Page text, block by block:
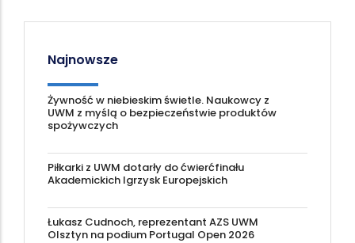
Najnowsze
Żywność w niebieskim świetle. Naukowcy z
UWM z myślą o bezpieczeństwie produktów
spożywczych
Piłkarki z UWM dotarły do ćwierćfinału
Akademickich Igrzysk Europejskich
Łukasz Cudnoch, reprezentant AZS UWM
Olsztyn na podium Portugal Open 2026